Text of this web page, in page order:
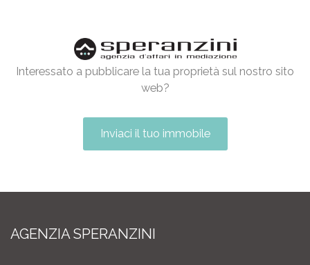
Interessato a pubblicare la tua proprietà sul nostro sito
web?
Inviaci il tuo immobile
AGENZIA SPERANZINI